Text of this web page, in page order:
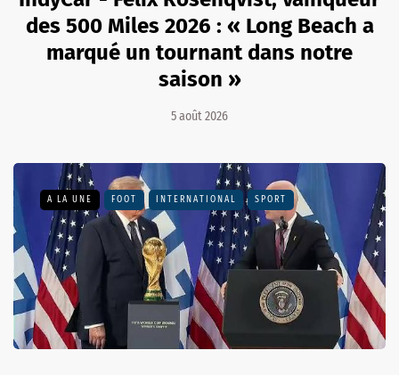
des 500 Miles 2026 : « Long Beach a
marqué un tournant dans notre
saison »
5 août 2026
A LA UNE FOOT INTERNATIONAL SPORT